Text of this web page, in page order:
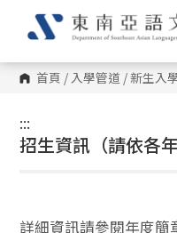
首頁 /入學管道 /新生入
:::
:::
招生資訊（請依各
詳細資訊請參閱年度簡